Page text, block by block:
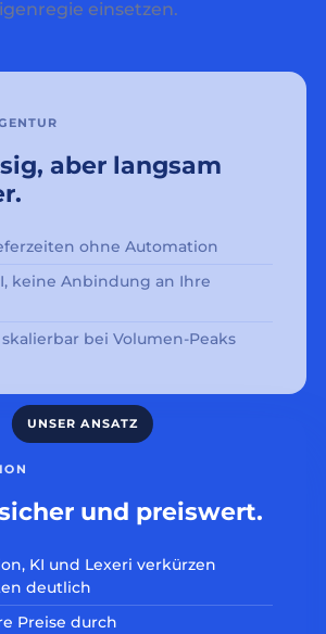
einsetzen.
aber langsam
ohne Automation
keine Anbindung an Ihre
bei Volumen-Peaks
und preiswert.
KI und Lexeri verkürzen
deutlich
Preise durch